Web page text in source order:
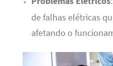
de falhas elétricas
afetando o